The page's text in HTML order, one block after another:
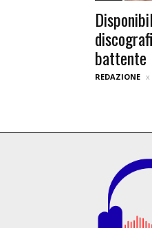
battente
REDAZIONE